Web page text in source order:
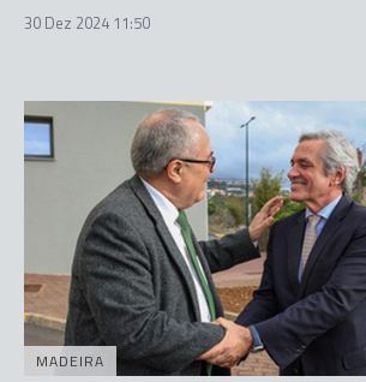
30 Dez 2024 11:50
MADEIRA